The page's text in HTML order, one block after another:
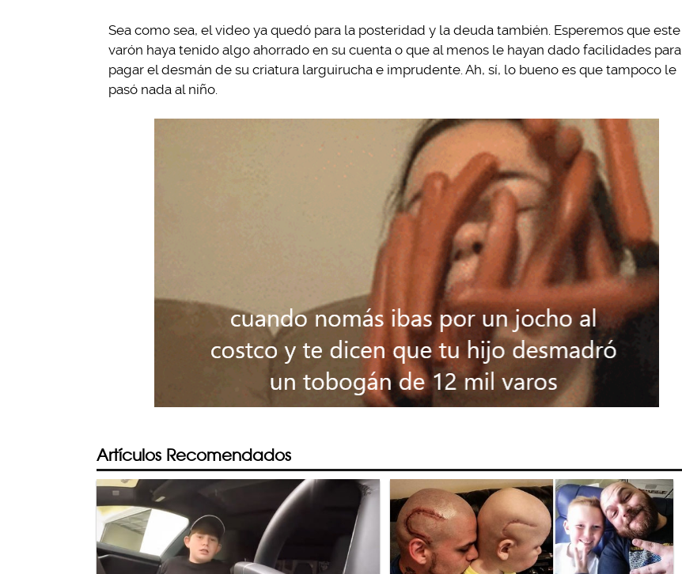
Sea como sea, el video ya quedó para la posteridad y la deuda también. Esperemos que este
varón haya tenido algo ahorrado en su cuenta o que al menos le hayan dado facilidades para
pagar el desmán de su criatura larguirucha e imprudente. Ah, sí, lo bueno es que tampoco le
pasó nada al niño.
Artículos Recomendados